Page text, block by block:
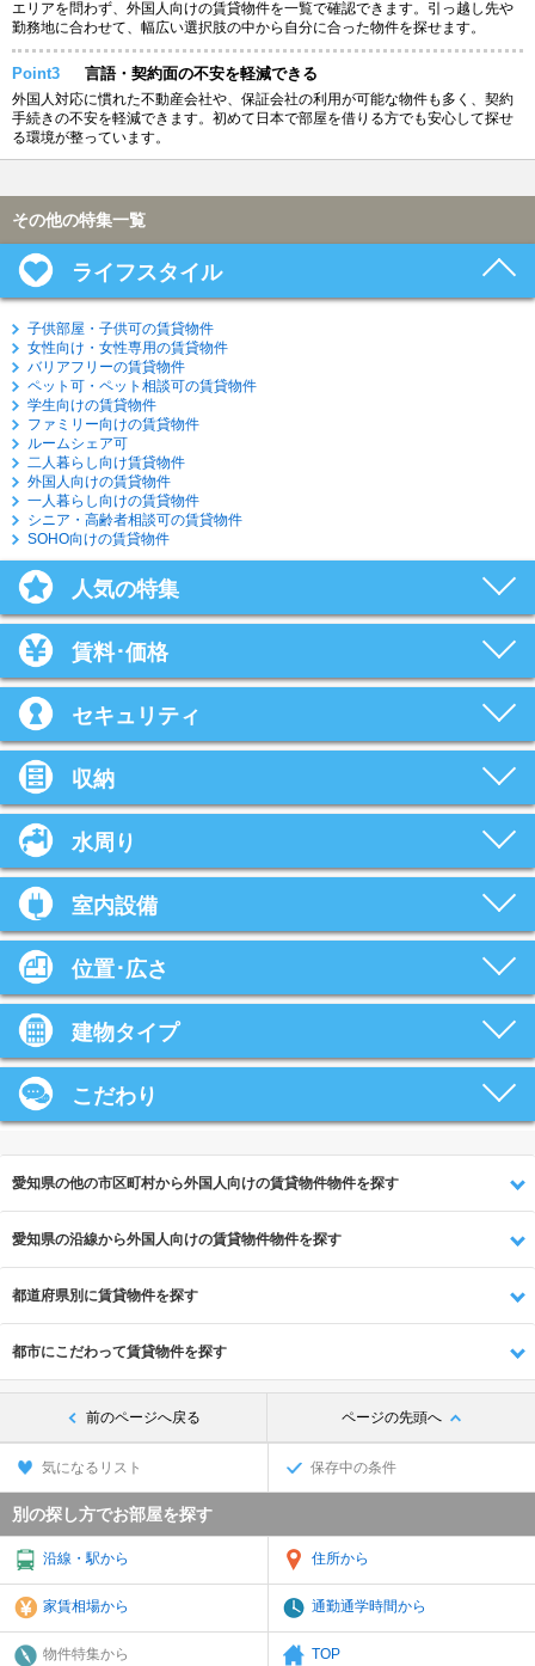
エリアを問わず、外国人向けの賃貸物件を一覧で確認できます。引っ越し先や
勤務地に合わせて、幅広い選択肢の中から自分に合った物件を探せます。
Point3 言語・契約面の不安を軽減できる
外国人対応に慣れた不動産会社や、保証会社の利用が可能な物件も多く、契約
手続きの不安を軽減できます。初めて日本で部屋を借りる方でも安心して探せ
る環境が整っています。
その他の特集一覧
ライフスタイル
子供部屋・子供可の賃貸物件
女性向け・女性専用の賃貸物件
バリアフリーの賃貸物件
ペット可・ペット相談可の賃貸物件
学生向けの賃貸物件
ファミリー向けの賃貸物件
ルームシェア可
二人暮らし向け賃貸物件
外国人向けの賃貸物件
一人暮らし向けの賃貸物件
シニア・高齢者相談可の賃貸物件
SOHO向けの賃貸物件
人気の特集
賃料･価格
セキュリティ
収納
水周り
室内設備
位置･広さ
建物タイプ
こだわり
愛知県の他の市区町村から外国人向けの賃貸物件物件を探す
愛知県の沿線から外国人向けの賃貸物件物件を探す
都道府県別に賃貸物件を探す
都市にこだわって賃貸物件を探す
前のページへ戻る ページの先頭へ
気になるリスト 保存中の条件
別の探し方でお部屋を探す
沿線・駅から 住所から
家賃相場から 通勤通学時間から
物件特集から TOP